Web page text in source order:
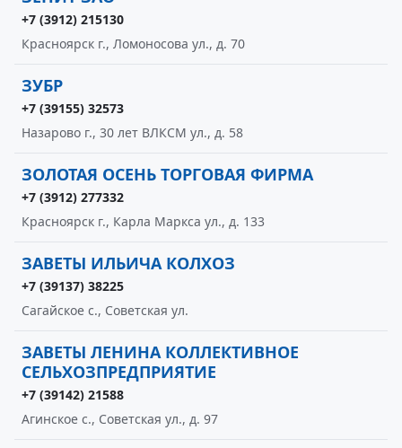
+7 (3912) 215130
Красноярск г., Ломоносова ул., д. 70
ЗУБР
+7 (39155) 32573
Назарово г., 30 лет ВЛКСМ ул., д. 58
ЗОЛОТАЯ ОСЕНЬ ТОРГОВАЯ ФИРМА
+7 (3912) 277332
Красноярск г., Карла Маркса ул., д. 133
ЗАВЕТЫ ИЛЬИЧА КОЛХОЗ
+7 (39137) 38225
Сагайское с., Советская ул.
ЗАВЕТЫ ЛЕНИНА КОЛЛЕКТИВНОЕ
СЕЛЬХОЗПРЕДПРИЯТИЕ
+7 (39142) 21588
Агинское с., Советская ул., д. 97